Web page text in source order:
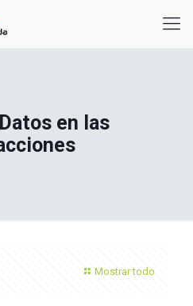
en las
Mostrar todo